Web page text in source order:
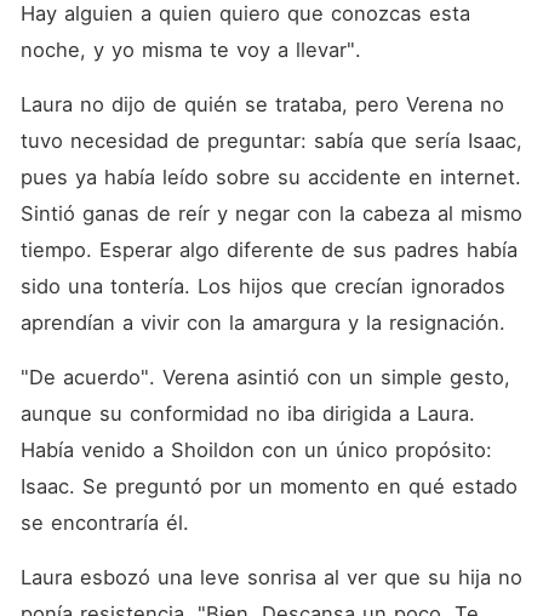
Hay alguien a quien quiero que conozcas esta
noche, y yo misma te voy a llevar".
Laura no dijo de quién se trataba, pero Verena no
tuvo necesidad de preguntar: sabía que sería Isaac,
pues ya había leído sobre su accidente en internet.
Sintió ganas de reír y negar con la cabeza al mismo
tiempo. Esperar algo diferente de sus padres había
sido una tontería. Los hijos que crecían ignorados
aprendían a vivir con la amargura y la resignación.
"De acuerdo". Verena asintió con un simple gesto,
aunque su conformidad no iba dirigida a Laura.
Había venido a Shoildon con un único propósito:
Isaac. Se preguntó por un momento en qué estado
se encontraría él.
Laura esbozó una leve sonrisa al ver que su hija no